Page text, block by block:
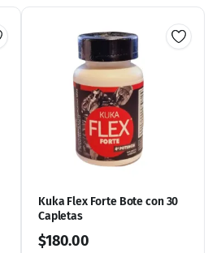
Kuka Flex Forte Bote con 30
Capletas
$180.00